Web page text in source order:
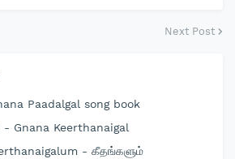
Next Post
Paadalgal song book
Keerthanaigal
- கீதங்களும்